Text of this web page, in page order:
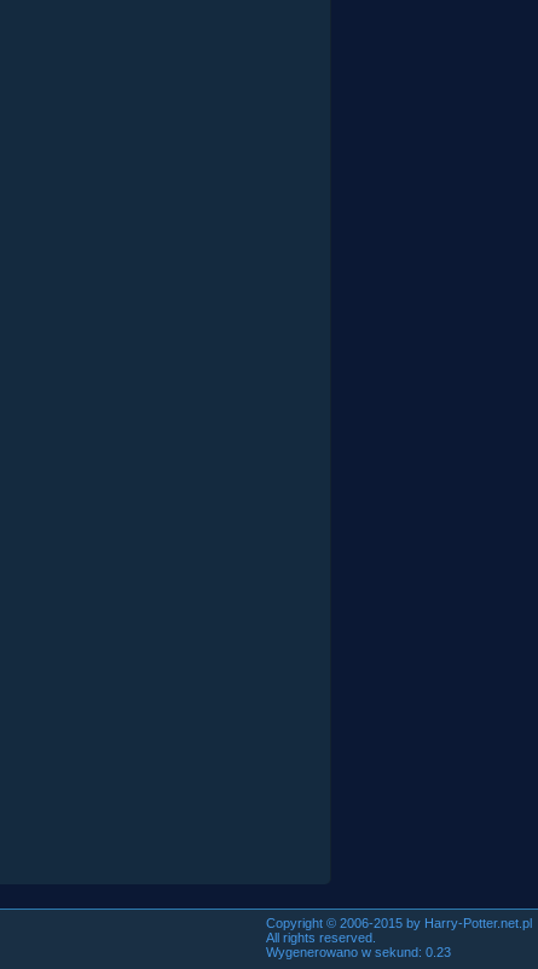
Copyright © 2006-2015 by Harry-Potter.net.pl
All rights reserved.
Wygenerowano w sekund: 0.23